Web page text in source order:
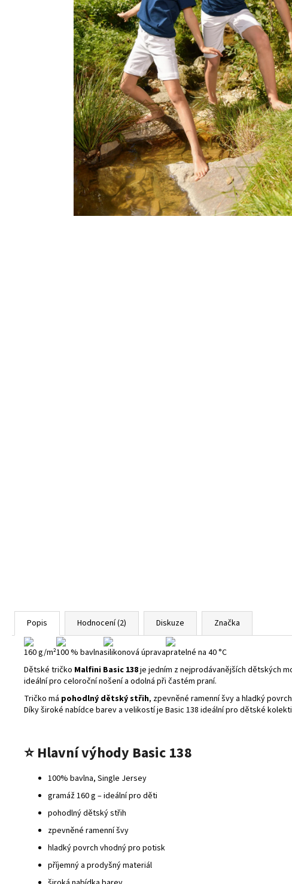
Popis Hodnocení (2) Diskuze Značka
160 g/m²100 % bavlnasilikonová úpravapratelné na 40 °C
Dětské tričko Malfini Basic 138je jedním z nejprodávanějších dětských
ideální pro celoroční nošení a odolná při častém praní.
Tričko má pohodlný dětský střih, zpevněné ramenní švy a hladký
Díky široké nabídce barev a velikostí je Basic 138 ideální pro dětské
⭐Hlavní výhody Basic 138
100% bavlna, Single Jersey
gramáž 160 g – ideální pro děti
pohodlný dětský střih
zpevněné ramenní švy
hladký povrch vhodný pro potisk
příjemný a prodyšný materiál
VOLNÝ STŘIH
106 Kč
160 G,
92 Kč